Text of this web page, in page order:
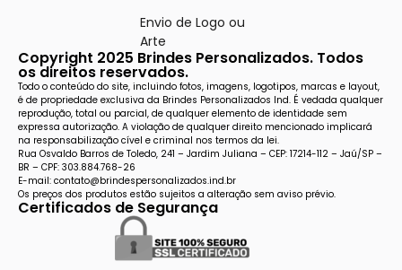
Envio de Logo ou
Arte
Copyright 2025 Brindes Personalizados. Todos
os direitos reservados.
Todo o conteúdo do site, incluindo fotos, imagens, logotipos, marcas e layout,
é de propriedade exclusiva da Brindes Personalizados Ind. É vedada qualquer
reprodução, total ou parcial, de qualquer elemento de identidade sem
expressa autorização. A violação de qualquer direito mencionado implicará
na responsabilização cível e criminal nos termos da lei.
Rua Osvaldo Barros de Toledo, 241 – Jardim Juliana – CEP: 17214-112 – Jaú/SP –
BR – CPF: 303.884.768-26
E-mail: contato@brindespersonalizados.ind.br
Os preços dos produtos estão sujeitos a alteração sem aviso prévio.
Certificados de Segurança